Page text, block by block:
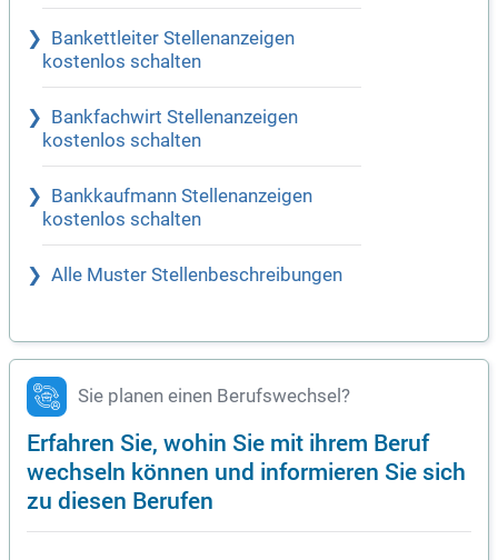
Bankettleiter Stellenanzeigen
kostenlos schalten
Bankfachwirt Stellenanzeigen
kostenlos schalten
Bankkaufmann Stellenanzeigen
kostenlos schalten
Alle Muster Stellenbeschreibungen
Sie planen einen Berufswechsel?
Erfahren Sie, wohin Sie mit ihrem Beruf
wechseln können und informieren Sie sich
zu diesen Berufen